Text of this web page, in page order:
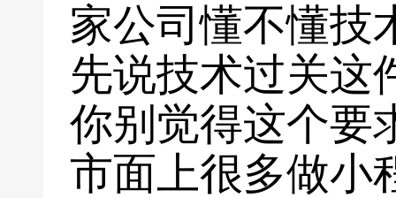
家公司懂不懂技
先说技术过关这
你别觉得这个要
市面上很多做小